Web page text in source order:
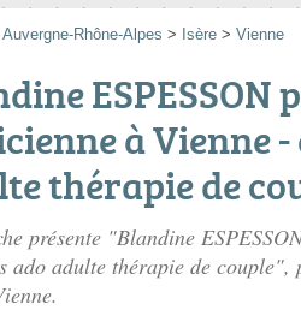
Auvergne-Rhône-Alpes > Isère > Vienne
ESPESSON
à Vienne
thérapie de
présente "Blandine
ado adulte thérapie de couple",